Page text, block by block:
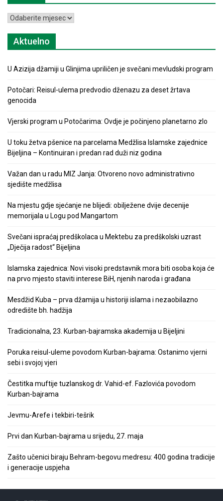
Arhiva
Aktuelno
U Azizija džamiji u Glinjima upriličen je svečani mevludski program
Potočari: Reisul-ulema predvodio dženazu za deset žrtava
genocida
Vjerski program u Potočarima: Ovdje je počinjeno planetarno zlo
U toku žetva pšenice na parcelama Medžlisa Islamske zajednice
Bijeljina – Kontinuiran i predan rad duži niz godina
Važan dan u radu MIZ Janja: Otvoreno novo administrativno
sjedište medžlisa
Na mjestu gdje sjećanje ne blijedi: obilježene dvije decenije
memorijala u Logu pod Mangartom
Svečani ispraćaj predškolaca u Mektebu za predškolski uzrast
„Dječija radost“ Bijeljina
Islamska zajednica: Novi visoki predstavnik mora biti osoba koja će
na prvo mjesto staviti interese BiH, njenih naroda i građana
Mesdžid Kuba – prva džamija u historiji islama i nezaobilazno
odredište bh. hadžija
Tradicionalna, 23. Kurban-bajramska akademija u Bijeljini
Poruka reisul-uleme povodom Kurban-bajrama: Ostanimo vjerni
sebi i svojoj vjeri
Čestitka muftije tuzlanskog dr. Vahid-ef. Fazlovića povodom
Kurban-bajrama
Jevmu-Arefe i tekbiri-tešrik
Prvi dan Kurban-bajrama u srijedu, 27. maja
Zašto učenici biraju Behram-begovu medresu: 400 godina tradicije
i generacije uspjeha